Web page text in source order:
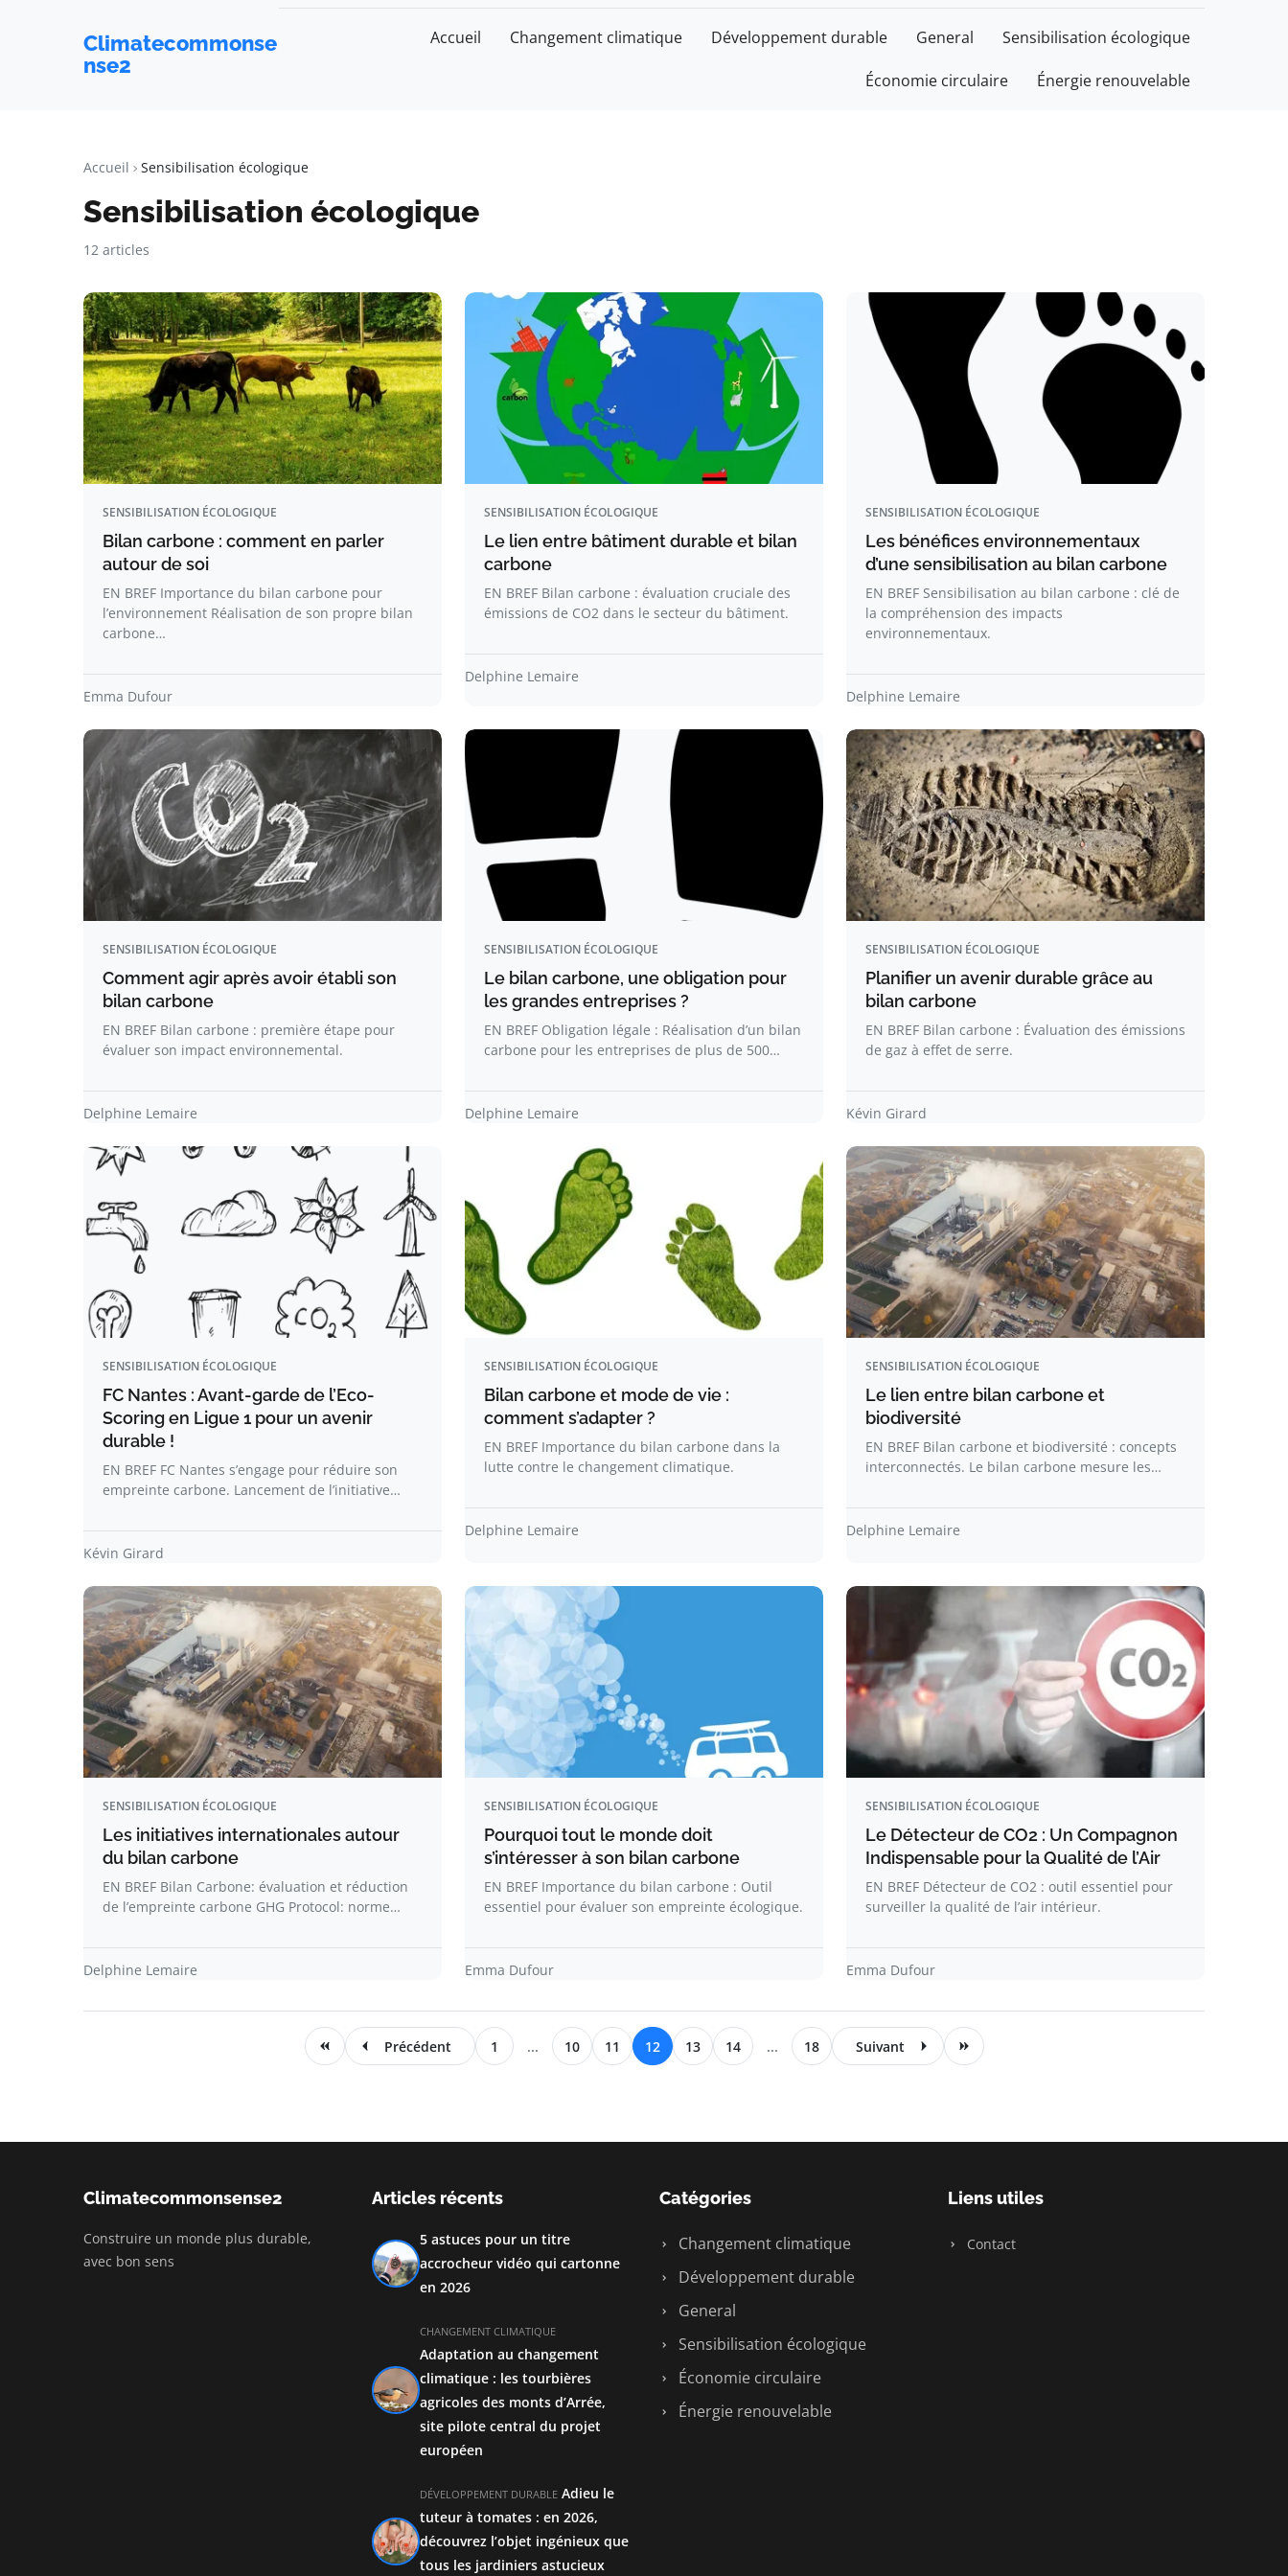
Climatecommonse
nse2
Accueil Changement climatique Développement durable General Sensibilisation écologique
Économie circulaire Énergie renouvelable
Accueil Sensibilisation écologique
Sensibilisation écologique
12 articles
SENSIBILISATION ÉCOLOGIQUE
Bilan carbone : comment en parler
autour de soi
EN BREF Importance du bilan carbone pour
l’environnement Réalisation de son propre bilan
carbone…
Emma Dufour
SENSIBILISATION ÉCOLOGIQUE
Le lien entre bâtiment durable et bilan
carbone
EN BREF Bilan carbone : évaluation cruciale des
émissions de CO2 dans le secteur du bâtiment.
Delphine Lemaire
SENSIBILISATION ÉCOLOGIQUE
Les bénéfices environnementaux
d’une sensibilisation au bilan carbone
EN BREF Sensibilisation au bilan carbone : clé de
la compréhension des impacts
environnementaux.
Delphine Lemaire
SENSIBILISATION ÉCOLOGIQUE
Comment agir après avoir établi son
bilan carbone
EN BREF Bilan carbone : première étape pour
évaluer son impact environnemental.
Delphine Lemaire
SENSIBILISATION ÉCOLOGIQUE
Le bilan carbone, une obligation pour
les grandes entreprises ?
EN BREF Obligation légale : Réalisation d’un bilan
carbone pour les entreprises de plus de 500…
Delphine Lemaire
SENSIBILISATION ÉCOLOGIQUE
Planifier un avenir durable grâce au
bilan carbone
EN BREF Bilan carbone : Évaluation des émissions
de gaz à effet de serre.
Kévin Girard
SENSIBILISATION ÉCOLOGIQUE
FC Nantes : Avant-garde de l’Eco-
Scoring en Ligue 1 pour un avenir
durable !
EN BREF FC Nantes s’engage pour réduire son
empreinte carbone. Lancement de l’initiative…
Kévin Girard
SENSIBILISATION ÉCOLOGIQUE
Bilan carbone et mode de vie :
comment s’adapter ?
EN BREF Importance du bilan carbone dans la
lutte contre le changement climatique.
Delphine Lemaire
SENSIBILISATION ÉCOLOGIQUE
Le lien entre bilan carbone et
biodiversité
EN BREF Bilan carbone et biodiversité : concepts
interconnectés. Le bilan carbone mesure les…
Delphine Lemaire
SENSIBILISATION ÉCOLOGIQUE
Les initiatives internationales autour
du bilan carbone
EN BREF Bilan Carbone: évaluation et réduction
de l’empreinte carbone GHG Protocol: norme…
Delphine Lemaire
SENSIBILISATION ÉCOLOGIQUE
Pourquoi tout le monde doit
s’intéresser à son bilan carbone
EN BREF Importance du bilan carbone : Outil
essentiel pour évaluer son empreinte écologique.
Emma Dufour
SENSIBILISATION ÉCOLOGIQUE
Le Détecteur de CO2 : Un Compagnon
Indispensable pour la Qualité de l’Air
EN BREF Détecteur de CO2 : outil essentiel pour
surveiller la qualité de l’air intérieur.
Emma Dufour
Précédent 1 ... 10 11 12 13 14 ... 18 Suivant
Climatecommonsense2
Construire un monde plus durable,
avec bon sens
Articles récents
5 astuces pour un titre
accrocheur vidéo qui cartonne
en 2026
CHANGEMENT CLIMATIQUE
Adaptation au changement
climatique : les tourbières
agricoles des monts d’Arrée,
site pilote central du projet
européen
DÉVELOPPEMENT DURABLE Adieu le
tuteur à tomates : en 2026,
découvrez l’objet ingénieux que
tous les jardiniers astucieux
Catégories
Changement climatique
Développement durable
General
Sensibilisation écologique
Économie circulaire
Énergie renouvelable
Liens utiles
Contact